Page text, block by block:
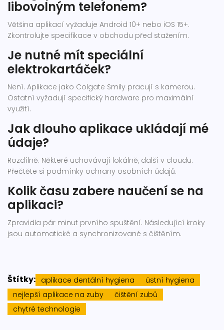
libovolným telefonem?
Většina aplikací vyžaduje Android 10+ nebo iOS 15+.
Zkontrolujte specifikace v obchodu před stažením.
Je nutné mít speciální
elektrokartáček?
Není. Aplikace jako Colgate Smily pracují s kamerou.
Ostatní vyžadují specifický hardware pro maximální
využití.
Jak dlouho aplikace ukládají mé
údaje?
Rozdílně. Některé uchovávají lokálně, další v cloudu.
Přečtěte si podmínky ochrany osobních údajů.
Kolik času zabere naučení se na
aplikaci?
Zpravidla pár minut prvního spuštění. Následující kroky
jsou automatické a synchronizované s čištěním.
Štítky: aplikace dentální hygiena
ústní hygiena
nejlepší aplikace na zuby
čištění zubů
chytré technologie